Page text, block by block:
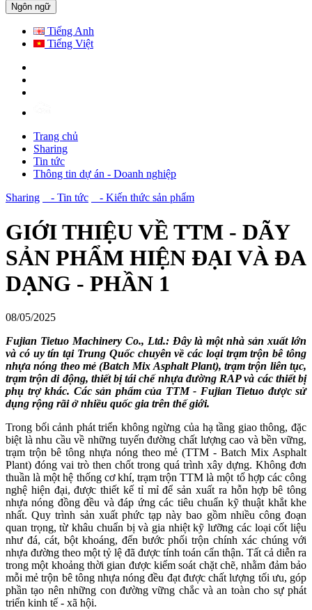
Ngôn ngữ
Tiếng Anh
Tiếng Việt
Trang chủ
Sharing
Tin tức
Thông tin dự án - Doanh nghiệp
Sharing
- Tin tức - Kiến thức sản phẩm
GIỚI THIỆU VỀ TTM - DÃY
SẢN PHẨM HIỆN ĐẠI VÀ ĐA
DẠNG - PHẦN 1
08/05/2025
Fujian Tietuo Machinery Co., Ltd.: Đây là một nhà sản xuất lớn
và có uy tín tại Trung Quốc chuyên về các loại trạm trộn bê tông
nhựa nóng theo mẻ (Batch Mix Asphalt Plant), trạm trộn liên tục,
trạm trộn di động, thiết bị tái chế nhựa đường RAP và các thiết bị
phụ trợ khác. Các sản phẩm của TTM - Fujian Tietuo được sử
dụng rộng rãi ở nhiều quốc gia trên thế giới.
Trong bối cảnh phát triển không ngừng của hạ tầng giao thông, đặc
biệt là nhu cầu về những tuyến đường chất lượng cao và bền vững,
trạm trộn bê tông nhựa nóng theo mẻ (TTM - Batch Mix Asphalt
Plant) đóng vai trò then chốt trong quá trình xây dựng. Không đơn
thuần là một hệ thống cơ khí, trạm trộn TTM là một tổ hợp các công
nghệ hiện đại, được thiết kế tỉ mỉ để sản xuất ra hỗn hợp bê tông
nhựa nóng đồng đều và đáp ứng các tiêu chuẩn kỹ thuật khắt khe
nhất. Quy trình sản xuất phức tạp này bao gồm nhiều công đoạn
quan trọng, từ khâu chuẩn bị và gia nhiệt kỹ lưỡng các loại cốt liệu
như đá, cát, bột khoáng, đến bước phối trộn chính xác chúng với
nhựa đường theo một tỷ lệ đã được tính toán cẩn thận. Tất cả diễn ra
trong một khoảng thời gian được kiểm soát chặt chẽ, nhằm đảm bảo
mỗi mẻ trộn bê tông nhựa nóng đều đạt được chất lượng tối ưu, góp
phần tạo nên những con đường vững chắc và an toàn cho sự phát
triển kinh tế - xã hội.